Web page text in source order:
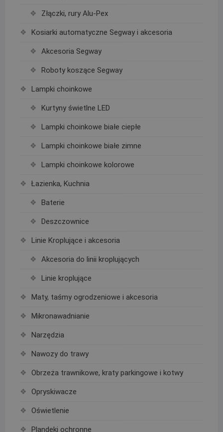
Złączki, rury Alu-Pex
Kosiarki automatyczne Segway i akcesoria
Akcesoria Segway
Roboty koszące Segway
Lampki choinkowe
Kurtyny świetlne LED
Lampki choinkowe białe ciepłe
Lampki choinkowe białe zimne
Lampki choinkowe kolorowe
Łazienka, Kuchnia
Baterie
Deszczownice
Linie Kroplujące i akcesoria
Akcesoria do linii kroplujących
Linie kroplujące
Maty, taśmy ogrodzeniowe i akcesoria
Mikronawadnianie
Narzędzia
Nawozy do trawy
Obrzeża trawnikowe, kraty parkingowe i kotwy
Opryskiwacze
Oświetlenie
Plandeki ochronne